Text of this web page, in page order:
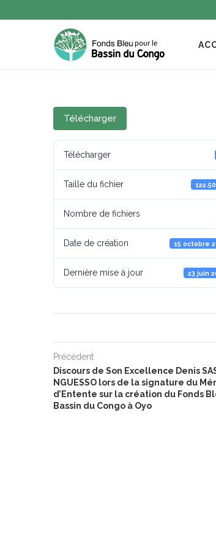
Télécharger
Télécharger
Taille du fichier
Nombre de fichiers
Date de création 15 octobre
Dernière mise à jour 23 juin
Précédent
Discours de Son Excellence Denis
NGUESSO lors de la signature du
d’Entente sur la création du Fonds
Bassin du Congo à Oyo